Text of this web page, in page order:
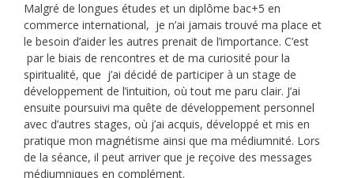
Malgré de longues études et un diplôme bac+5 en
commerce international, je n’ai jamais trouvé ma place et
le besoin d’aider les autres prenait de l’importance. C’est
par le biais de rencontres et de ma curiosité pour la
spiritualité, que j’ai décidé de participer à un stage de
développement de l’intuition, où tout me paru clair. J’ai
ensuite poursuivi ma quête de développement personnel
avec d’autres stages, où j’ai acquis, développé et mis en
pratique mon magnétisme ainsi que ma médiumnité. Lors
de la séance, il peut arriver que je reçoive des messages
médiumniques en complément.